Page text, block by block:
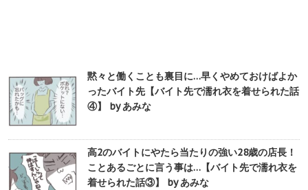
黙々と働くことも裏目に…早くやめておけばよか
ったバイト先【バイト先で濡れ衣を着せられた話
④】 by あみな
高2のバイトにやたら当たりの強い28歳の店長！
ことあるごとに言う事は…【バイト先で濡れ衣を
着せられた話③】 by あみな